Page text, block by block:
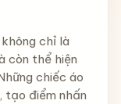
chỉ là
còn thể hiện
chiếc áo
tạo điểm nhấn